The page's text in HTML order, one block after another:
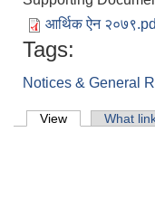
आर्थिक ऐन
Tags:
Notices & General
Primary
View (active tab)
What